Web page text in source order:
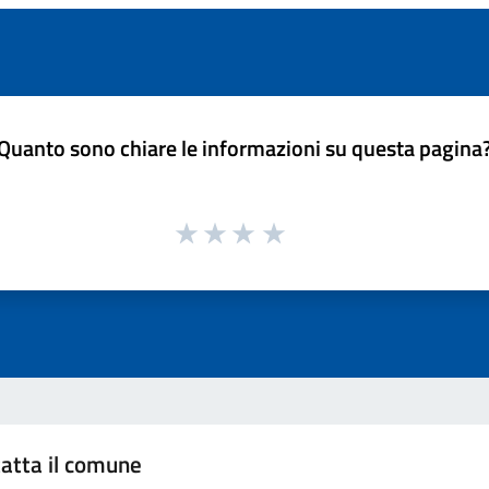
sono chiare le informazioni su questa
il comune